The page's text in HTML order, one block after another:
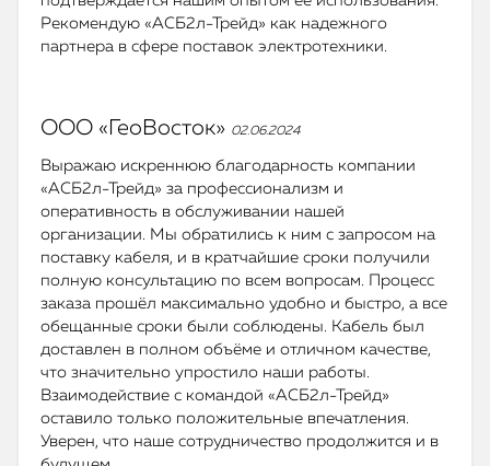
Рекомендую «АСБ2л-Трейд» как надежного
партнера в сфере поставок электротехники.
ООО «ГеоВосток» 02.06.2024
Выражаю искреннюю благодарность компании
«АСБ2л-Трейд» за профессионализм и
оперативность в обслуживании нашей
организации. Мы обратились к ним с запросом на
поставку кабеля, и в кратчайшие сроки получили
полную консультацию по всем вопросам. Процесс
заказа прошёл максимально удобно и быстро, а все
обещанные сроки были соблюдены. Кабель был
доставлен в полном объёме и отличном качестве,
что значительно упростило наши работы.
Взаимодействие с командой «АСБ2л-Трейд»
оставило только положительные впечатления.
Уверен, что наше сотрудничество продолжится и в